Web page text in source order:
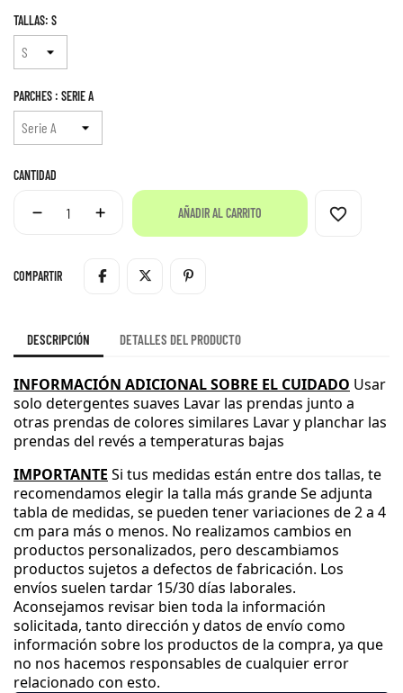
TALLAS: S
PARCHES : SERIE A
CANTIDAD
AÑADIR AL CARRITO favorite_border
COMPARTIR
DESCRIPCIÓN DETALLES DEL PRODUCTO
INFORMACIÓN ADICIONAL SOBRE EL CUIDADO Usar
solo detergentes suaves Lavar las prendas junto a
otras prendas de colores similares Lavar y planchar las
prendas del revés a temperaturas bajas
IMPORTANTE Si tus medidas están entre dos tallas, te
recomendamos elegir la talla más grandeSe adjunta
tabla de medidas, se pueden tener variaciones de 2 a 4
cm para más o menos. No realizamos cambios en
productos personalizados, pero descambiamos
productos sujetos a defectos de fabricación. Los
envíos suelen tardar 15/30 días laborales.
Aconsejamos revisar bien toda la información
solicitada, tanto dirección y datos de envío como
información sobre los productos de la compra, ya que
no nos hacemos responsables de cualquier error
relacionado con esto.